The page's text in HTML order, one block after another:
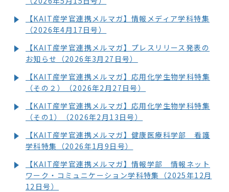
【KAIT産学官連携メルマガ】情報メディア学科特集
（2026年4月17日号）
【KAIT産学官連携メルマガ】プレスリリース発表の
お知らせ（2026年3月27日号）
【KAIT産学官連携メルマガ】応用化学生物学科特集
（その２）（2026年2月27日号）
【KAIT産学官連携メルマガ】応用化学生物学科特集
（その1）（2026年2月13日号）
【KAIT産学官連携メルマガ】健康医療科学部 看護
学科特集（2026年1月9日号）
【KAIT産学官連携メルマガ】情報学部 情報ネット
ワーク・コミュニケーション学科特集（2025年12月
12日号）